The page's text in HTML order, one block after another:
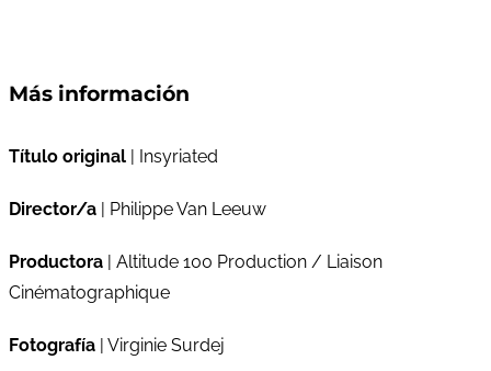
Más información
Título original | Insyriated
Director/a | Philippe Van Leeuw
Productora | Altitude 100 Production / Liaison
Cinématographique
Fotografía | Virginie Surdej